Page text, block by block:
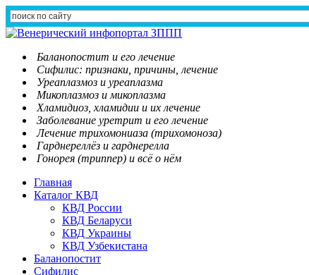
Баланопостит и его лечение
Сифилис: признаки, причины, лечение
Уреаплазмоз и уреаплазма
Микоплазмоз и микоплазма
Хламидиоз, хламидии и их лечение
Заболевание уретрит и его лечение
Лечение трихомониаза (трихомоноза)
Гарднереллёз и гарднерелла
Гонорея (триппер) и всё о нём
Главная
Каталог КВД
КВД России
КВД Беларуси
КВД Украины
КВД Узбекистана
Баланопостит
Сифилис